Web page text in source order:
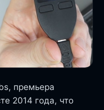
премьера
2014 года, что